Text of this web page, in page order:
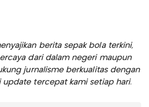
berita sepak bola terkini,
dari dalam negeri maupun
jurnalisme berkualitas dengan
tercepat kami setiap hari.